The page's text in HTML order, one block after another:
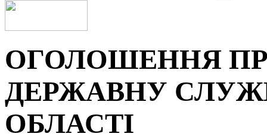
ОГОЛОШЕННЯ
ДЕРЖАВНУ
ОБЛАСТІ